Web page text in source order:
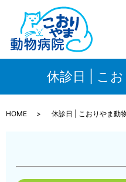
休診日 | こ
HOME 休診日 | こおりやま動